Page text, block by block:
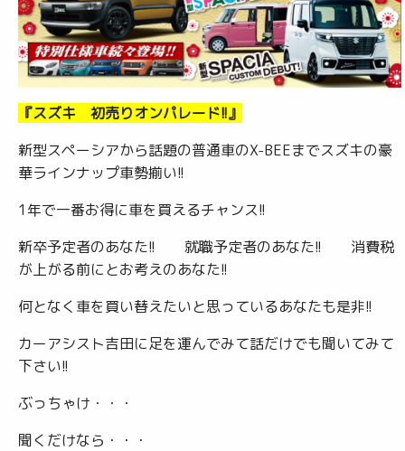
『スズキ 初売りオンパレード!!』
新型スペーシアから話題の普通車のX-BEEまでスズキの豪
華ラインナップ車勢揃い!!
1年で一番お得に車を買えるチャンス!!
新卒予定者のあなた!! 就職予定者のあなた!! 消費税
が上がる前にとお考えのあなた!!
何となく車を買い替えたいと思っているあなたも是非!!
カーアシスト吉田に足を運んでみて話だけでも聞いてみて
下さい!!
ぶっちゃけ・・・
聞くだけなら・・・